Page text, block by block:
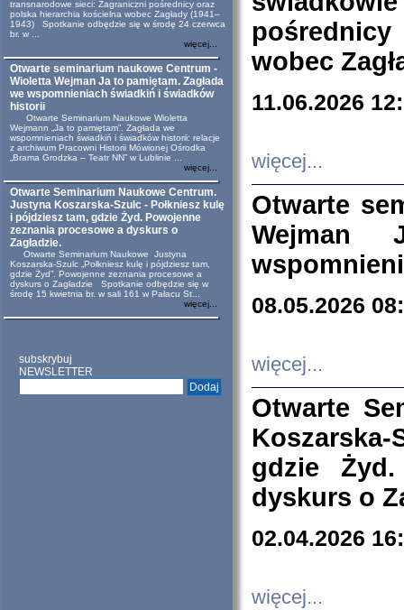
transnarodowe sieci: Zagraniczni pośrednicy oraz
polska hierarchia kościelna wobec Zagłady (1941–
1943) Spotkanie odbędzie się w środę 24 czerwca
br. w ...
więcej...
Otwarte seminarium naukowe Centrum -
Wioletta Wejman Ja to pamiętam. Zagłada
we wspomnieniach świadkiń i świadków
historii
Otwarte Seminarium Naukowe Wioletta
Wejmann „Ja to pamiętam”. Zagłada we
wspomnieniach świadkiń i świadków historii: relacje
z archiwum Pracowni Historii Mówionej Ośrodka
„Brama Grodzka – Teatr NN” w Lublinie ...
więcej...
Otwarte Seminarium Naukowe Centrum.
Justyna Koszarska-Szulc - Połkniesz kulę
i pójdziesz tam, gdzie Żyd. Powojenne
zeznania procesowe a dyskurs o
Zagładzie.
Otwarte Seminarium Naukowe Justyna
Koszarska-Szulc „Połkniesz kulę i pójdziesz tam,
gdzie Żyd”. Powojenne zeznania procesowe a
dyskurs o Zagładzie Spotkanie odbędzie się w
środę 15 kwietnia br. w sali 161 w Pałacu St...
więcej...
subskrybuj
NEWSLETTER
wobec
11.06.2026
więcej...
Otwarte
Wejman
08.05.2026
więcej...
Otwarte
Koszarska-
gdzie
dyskurs o
02.04.2026
więcej...